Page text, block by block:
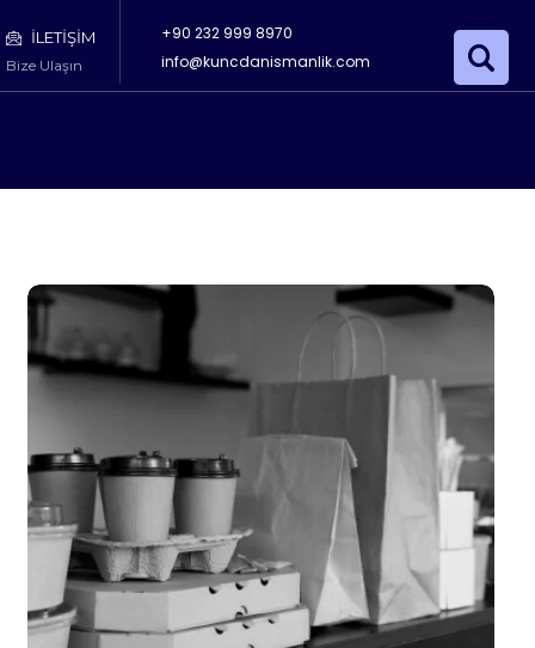
İLETİŞİM
Bize Ulaşın
+90 232 999 8970
info@kuncdanismanlik.com